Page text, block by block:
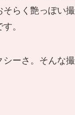
そらく艶っぽい
。
シーさ。そんな